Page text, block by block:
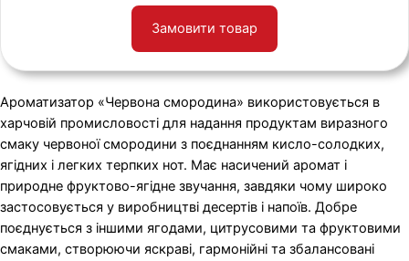
Замовити товар
Ароматизатор «Червона смородина» використовується в
харчовій промисловості для надання продуктам виразного
смаку червоної смородини з поєднанням кисло-солодких,
ягідних і легких терпких нот. Має насичений аромат і
природне фруктово-ягідне звучання, завдяки чому широко
застосовується у виробництві десертів і напоїв. Добре
поєднується з іншими ягодами, цитрусовими та фруктовими
смаками, створюючи яскраві, гармонійні та збалансовані